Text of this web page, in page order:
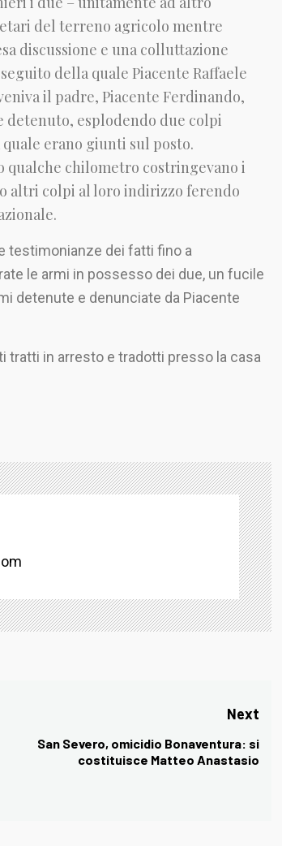
del terreno agricolo mentre
discussione e una colluttazione
della quale Piacente Raffaele
il padre, Piacente Ferdinando,
esplodendo due colpi
erano giunti sul posto.
qualche chilometro costringevano i
altri colpi al loro indirizzo ferendo
testimonianze dei fatti fino a
le armi in possesso dei due, un fucile
detenute e denunciate da Piacente
tratti in arresto e tradotti presso la casa
Next
Next
San Severo, omicidio Bonaventura: si
costituisce Matteo Anastasio